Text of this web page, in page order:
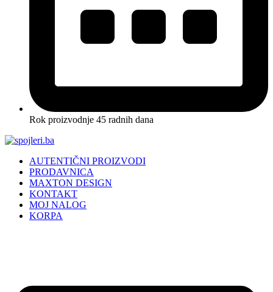
Rok proizvodnje 45 radnih dana
AUTENTIČNI PROIZVODI
PRODAVNICA
MAXTON DESIGN
KONTAKT
MOJ NALOG
KORPA